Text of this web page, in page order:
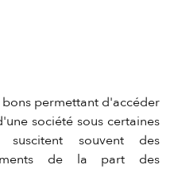
permettant d'accéder
société sous certaines
suscitent souvent des
de la part des